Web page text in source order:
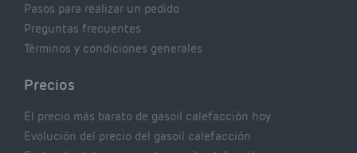
Pasos para realizar un pedido
Preguntas frecuentes
Términos y condiciones generales
Precios
El precio más barato de gasoil calefacción hoy
Evolución del precio del gasoil calefacción